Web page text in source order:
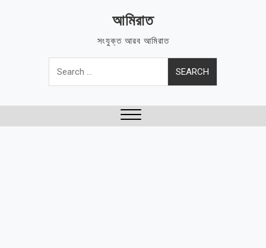
আমিরাত
সংযুক্ত আরব আমিরাত
Search
for: